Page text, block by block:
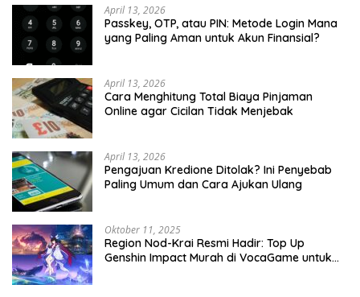
April 13, 2026
Passkey, OTP, atau PIN: Metode Login Mana
yang Paling Aman untuk Akun Finansial?
April 13, 2026
Cara Menghitung Total Biaya Pinjaman
Online agar Cicilan Tidak Menjebak
April 13, 2026
Pengajuan Kredione Ditolak? Ini Penyebab
Paling Umum dan Cara Ajukan Ulang
Oktober 11, 2025
Region Nod-Krai Resmi Hadir: Top Up
Genshin Impact Murah di VocaGame untuk